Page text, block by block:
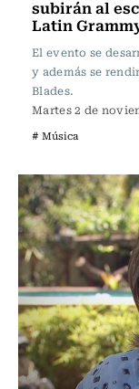
subirán al
Latin
El evento se
y además se
Blades.
Martes 2 de
# Música